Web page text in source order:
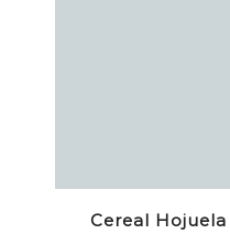
Cereal Hojuela